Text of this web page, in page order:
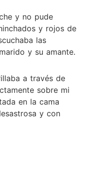
y no pude
y rojos de
las
y su amante.
a través de
sobre mi
en la cama
y con